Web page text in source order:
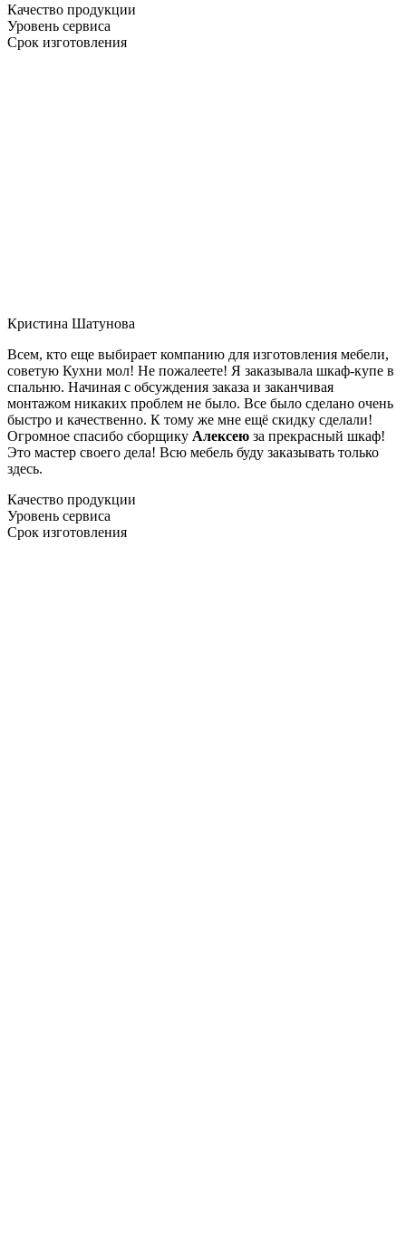
Качество продукции
Уровень сервиса
Срок изготовления
Кристина Шатунова
Всем, кто еще выбирает компанию для изготовления мебели,
советую Кухни мол! Не пожалеете! Я заказывала шкаф-купе в
спальню. Начиная с обсуждения заказа и заканчивая
монтажом никаких проблем не было. Все было сделано очень
быстро и качественно. К тому же мне ещё скидку сделали!
Огромное спасибо сборщику Алексею за прекрасный шкаф!
Это мастер своего дела! Всю мебель буду заказывать только
здесь.
Качество продукции
Уровень сервиса
Срок изготовления